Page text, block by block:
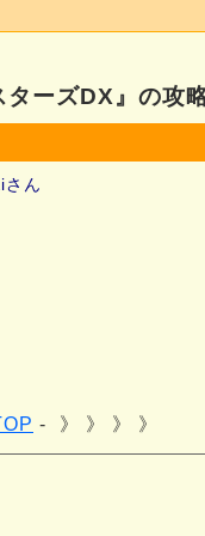
ターズDX』の攻
さん
》 》 》